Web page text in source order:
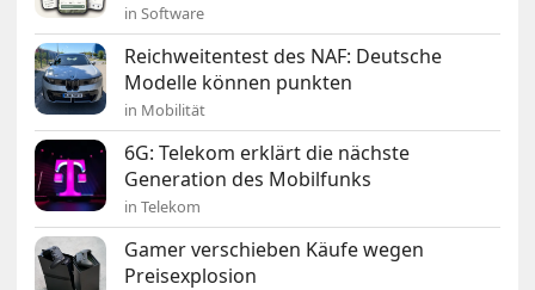
in Software
Reichweitentest des NAF: Deutsche
Modelle können punkten
in Mobilität
6G: Telekom erklärt die nächste
Generation des Mobilfunks
in Telekom
Gamer verschieben Käufe wegen
Preisexplosion